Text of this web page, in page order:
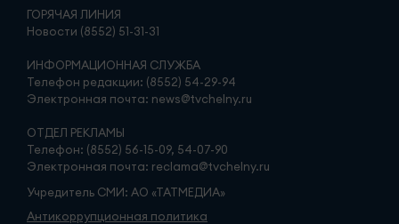
ГОРЯЧАЯ ЛИНИЯ
Новости (8552) 51-31-31
ИНФОРМАЦИОННАЯ СЛУЖБА
Телефон редакции: (8552) 54-29-94
Электронная почта: news@tvchelny.ru
ОТДЕЛ РЕКЛАМЫ
Телефон: (8552) 56-15-09, 54-07-90
Электронная почта: reclama@tvchelny.ru
Учредитель СМИ: АО «ТАТМЕДИА»
Антикоррупционная политика